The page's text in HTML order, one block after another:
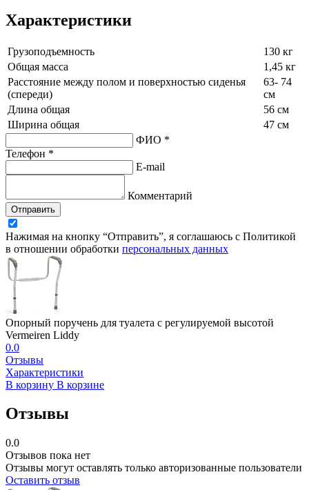
Характеристики
Грузоподъемность
130 кг
Общая масса
1,45 кг
Расстояние между полом и поверхностью сиденья
(спереди)
63- 74
см
Длина общая
56 см
Ширина общая
47 см
ФИО *
Телефон *
E-mail
Комментарий
Отправить
Нажимая на кнопку “Отправить”, я соглашаюсь с Политикой
в отношении обработки персональных данных
Опорный поручень для туалета с регулируемой высотой
Vermeiren Liddy
0.0
Отзывы
Характеристики
В корзину В корзине
Отзывы
0.0
Отзывов пока нет
Отзывы могут оставлять только авторизованные пользователи
Оставить отзыв